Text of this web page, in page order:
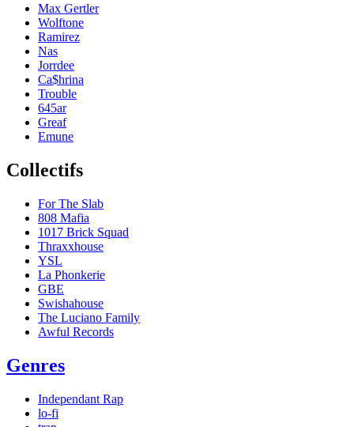
Max Gertler
Wolftone
Ramirez
Nas
Jorrdee
Ca$hrina
Trouble
645ar
Greaf
Emune
Collectifs
For The Slab
808 Mafia
1017 Brick Squad
Thraxxhouse
YSL
La Phonkerie
GBE
Swishahouse
The Luciano Family
Awful Records
Genres
Independant Rap
lo-fi